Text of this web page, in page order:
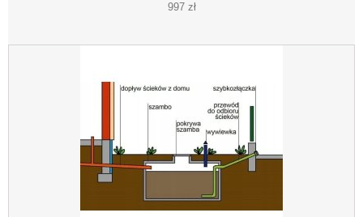
997 zł